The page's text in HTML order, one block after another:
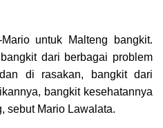
untuk Malteng bangkit.
dari berbagai problem
di rasakan, bangkit dari
bangkit kesehatannya
sebut Mario Lawalata.